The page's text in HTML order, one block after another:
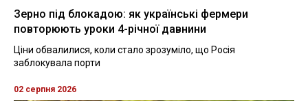
Зерно під блокадою: як українські фермери
повторюють уроки 4-річної давнини
Ціни обвалилися, коли стало зрозуміло, що Росія
заблокувала порти
02 серпня 2026